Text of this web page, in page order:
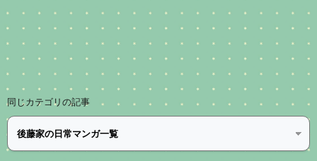
同じカテゴリの記事